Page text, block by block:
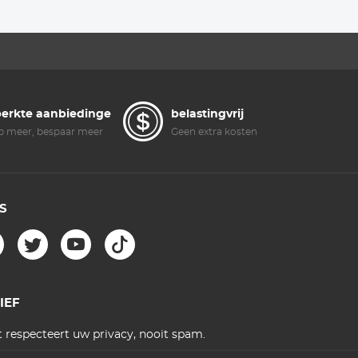
Klear Serie
28 Meerlaags
aanbiedingen
meer, bespaar meer
belastingvrij
Geen extra kosten
respecteert uw privacy, nooit spam.